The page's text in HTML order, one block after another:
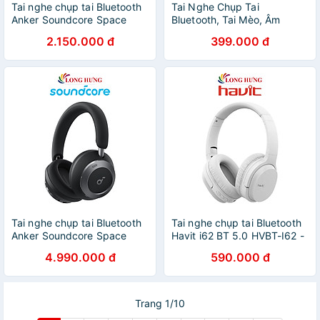
Tai nghe chụp tai Bluetooth
Anker Soundcore Space
2.150.000 đ
Tai Nghe Chụp Tai
Bluetooth, Tai Mèo, Âm
động W39 - Hàng Chính
Hãng
399.000 đ
Tai nghe chụp tai Bluetooth
Anker Soundcore Space
4.990.000 đ
Tai nghe chụp tai Bluetooth
Havit i62 BT 5.0 HVBT-I62 -
590.000 đ
Trang 1/10